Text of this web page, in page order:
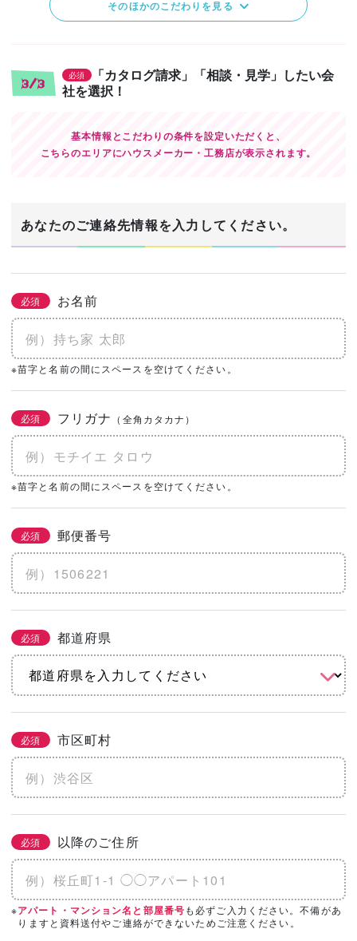
そのほかのこだわりを見る
3/3
必須
「カタログ請求」「相談・見学」したい会
社を選択！
基本情報とこだわりの条件を設定いただくと、
こちらのエリアにハウスメーカー・工務店が表示されます。
あなたのご連絡先情報を入力してください。
必須 お名前
※苗字と名前の間にスペースを空けてください。
必須 フリガナ （全角カタカナ）
※苗字と名前の間にスペースを空けてください。
必須 郵便番号
必須 都道府県
必須 市区町村
必須 以降のご住所
※アパート・マンション名と部屋番号も必ずご入力ください。不備があ
りますと資料送付やご連絡ができないためご注意ください。